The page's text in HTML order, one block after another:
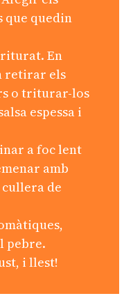
que quedin
En
retirar els
o triturar-los
espessa i
a foc lent
amb
de
pebre.
i llest!